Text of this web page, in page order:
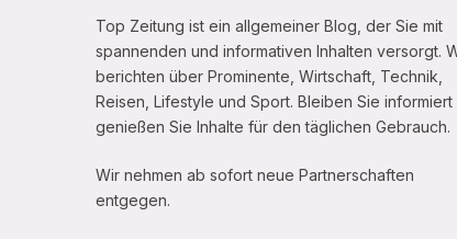
Top Zeitung ist ein allgemeiner Blog, der Sie mit
spannenden und informativen Inhalten versorgt.
berichten über Prominente, Wirtschaft, Technik,
Reisen, Lifestyle und Sport. Bleiben Sie informiert
genießen Sie Inhalte für den täglichen Gebrauch.
Wir nehmen ab sofort neue Partnerschaften
entgegen.